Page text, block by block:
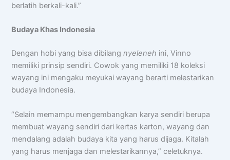
berlatih berkali-kali.”
Budaya Khas Indonesia
Dengan hobi yang bisa dibilangnyeleneh ini, Vinno
memiliki prinsip sendiri. Cowok yang memiliki 18 koleksi
wayang ini mengaku meyukai wayang berarti melestarikan
budaya Indonesia.
“Selain memampu mengembangkan karya sendiri berupa
membuat wayang sendiri dari kertas karton, wayang dan
mendalang adalah budaya kita yang harus dijaga. Kitalah
yang harus menjaga dan melestarikannya,” celetuknya.